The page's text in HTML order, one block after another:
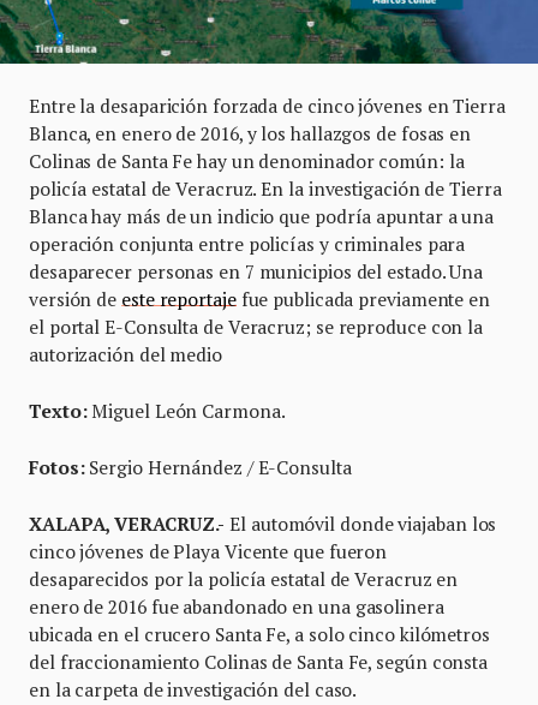
Entre la desaparición forzada de cinco jóvenes en Tierra
Blanca, en enero de 2016, y los hallazgos de fosas en
Colinas de Santa Fe hay un denominador común: la
policía estatal de Veracruz. En la investigación de Tierra
Blanca hay más de un indicio que podría apuntar a una
operación conjunta entre policías y criminales para
desaparecer personas en 7 municipios del estado. Una
versión de este reportajefue publicada previamente en
el portal E-Consulta de Veracruz; se reproduce con la
autorización del medio
Texto:Miguel León Carmona.
Fotos:Sergio Hernández / E-Consulta
XALAPA, VERACRUZ.- El automóvil donde viajaban los
cinco jóvenes de Playa Vicente que fueron
desaparecidos por la policía estatal de Veracruz en
enero de 2016 fue abandonado en una gasolinera
ubicada en el crucero Santa Fe, a solo cinco kilómetros
del fraccionamiento Colinas de Santa Fe, según consta
en la carpeta de investigación del caso.